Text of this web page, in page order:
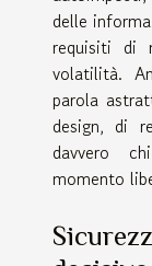
delle
requisiti di
volatilità.
parola
design, di
davvero
momento